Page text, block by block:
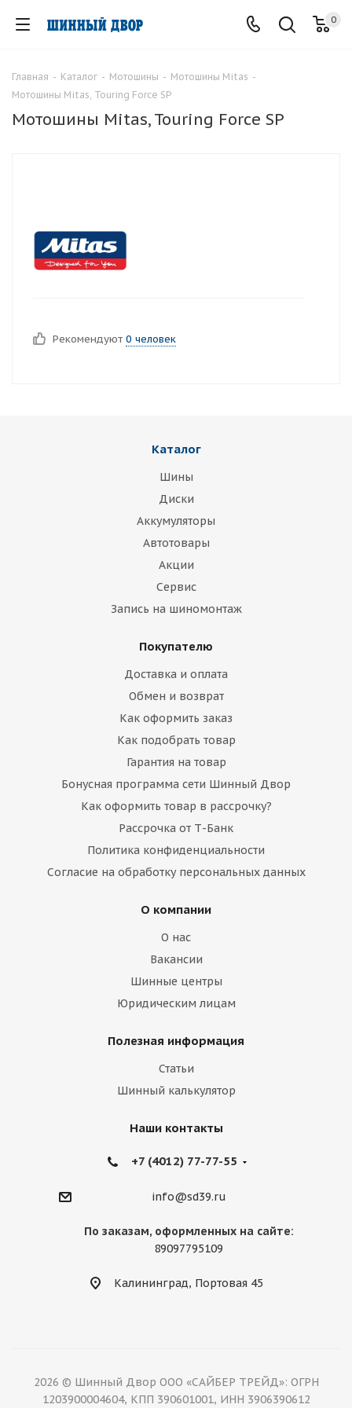
0
Главная - Каталог - Мотошины - Мотошины Mitas -
Мотошины Mitas, Touring Force SP
Мотошины Mitas, Touring Force SP
Рекомендуют 0 человек
Каталог
Шины
Диски
Аккумуляторы
Автотовары
Акции
Сервис
Запись на шиномонтаж
Покупателю
Доставка и оплата
Обмен и возврат
Как оформить заказ
Как подобрать товар
Гарантия на товар
Бонусная программа сети Шинный Двор
Как оформить товар в рассрочку?
Рассрочка от Т-Банк
Политика конфиденциальности
Согласие на обработку персональных данных
О компании
О нас
Вакансии
Шинные центры
Юридическим лицам
Полезная информация
Статьи
Шинный калькулятор
Наши контакты
+7 (4012) 77-77-55
info@sd39.ru
По заказам, оформленных на сайте:
89097795109
Калининград, Портовая 45
2026 © Шинный Двор ООО «САЙБЕР ТРЕЙД»: ОГРН
1203900004604, КПП 390601001, ИНН 3906390612